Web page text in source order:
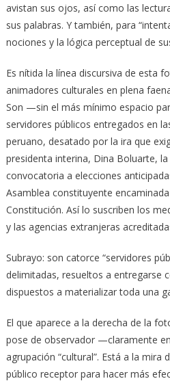
avistan sus ojos, así como las
sus palabras. Y también, para
nociones y la lógica perceptual de
Es nítida la línea discursiva de esta
animadores culturales en plena
Son —sin el más mínimo espacio
servidores públicos entregados en
peruano, desatado por la ira que
presidenta interina, Dina Boluarte,
convocatoria a elecciones
Asamblea constituyente
Constitución. Así lo suscriben los
y las agencias extranjeras
Subrayo: son catorce “servidores
delimitadas, resueltos a entregarse
dispuestos a materializar toda una
El que aparece a la derecha de la
pose de observador —claramente
agrupación “cultural”. Está a la
público receptor para hacer más